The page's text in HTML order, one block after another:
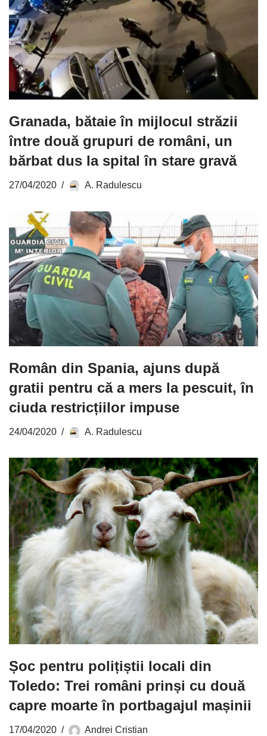
Granada, bătaie în mijlocul străzii
între două grupuri de români, un
bărbat dus la spital în stare gravă
27/04/2020 A. Radulescu
Român din Spania, ajuns după
gratii pentru că a mers la pescuit, în
ciuda restricțiilor impuse
24/04/2020 A. Radulescu
Șoc pentru polițiștii locali din
Toledo: Trei români prinși cu două
capre moarte în portbagajul mașinii
17/04/2020 Andrei Cristian